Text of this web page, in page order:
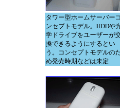
タワー型ホームサーバー
ンセプトモデル。HDDや
学ドライブをユーザーが
換できるようにするとい
う。コンセプトモデルの
め発売時期などは未定